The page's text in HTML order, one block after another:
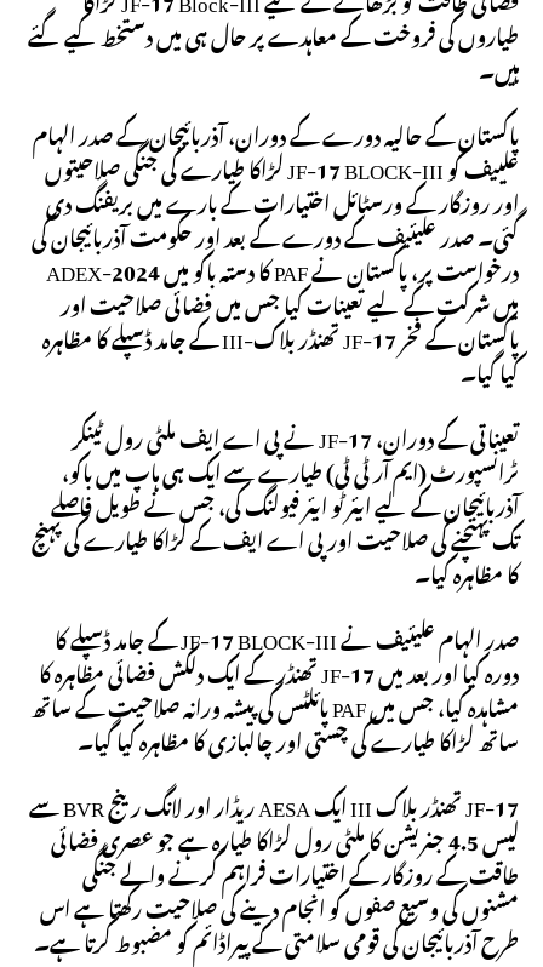
طیاروں کی فروخت کے معاہدے پر حال ہی میں دستخط کیے گئے
ہیں۔
پاکستان کے حالیہ دورے کے دوران، آذربائیجان کے صدر الہام
علییف کو JF-17 BLOCK-III لڑاکا طیارے کی جنگی صلاحیتوں
اور روزگار کے ورسٹائل اختیارات کے بارے میں بریفنگ دی
گئی۔ صدر علیئیف کے دورے کے بعد اور حکومت آذربائیجان کی
درخواست پر، پاکستان نے PAF کا دستہ باکو میں ADEX-2024
میں شرکت کے لیے تعینات کیا جس میں فضائی صلاحیت اور
پاکستان کے فخر JF-17 تھنڈر بلاک-III کے جامد ڈسپلے کا مظاہرہ
کیا گیا۔
تعیناتی کے دوران، JF-17 نے پی اے ایف ملٹی رول ٹینکر
ٹرانسپورٹ (ایم آر ٹی ٹی) طیارے سے ایک ہی ہاپ میں باکو،
آذربائیجان کے لیے ایئر ٹو ایئر فیولنگ کی، جس نے طویل فاصلے
تک پہنچنے کی صلاحیت اور پی اے ایف کے لڑاکا طیارے کی پہنچ
کا مظاہرہ کیا۔
صدر الہام علیئیف نے JF-17 BLOCK-III کے جامد ڈسپلے کا
دورہ کیا اور بعد میں JF-17 تھنڈر کے ایک دلکش فضائی مظاہرہ کا
مشاہدہ کیا، جس میں PAF پائلٹس کی پیشہ ورانہ صلاحیت کے ساتھ
ساتھ لڑاکا طیارے کی چستی اور چالبازی کا مظاہرہ کیا گیا۔
JF-17 تھنڈر بلاک III ایک AESA ریڈار اور لانگ رینج BVR سے
لیس 4.5 جنریشن کا ملٹی رول لڑاکا طیارہ ہے جو عصری فضائی
طاقت کے روزگار کے اختیارات فراہم کرنے والے جنگی
مشنوں کی وسیع صفوں کو انجام دینے کی صلاحیت رکھتا ہے اس
طرح آذربائیجان کی قومی سلامتی کے پیراڈائم کو مضبوط کرتا ہے۔